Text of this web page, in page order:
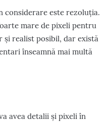
considerare este rezoluția.
mare de pixeli pentru
și realist posibil, dar există
înseamnă mai multă
avea detalii și pixeli în